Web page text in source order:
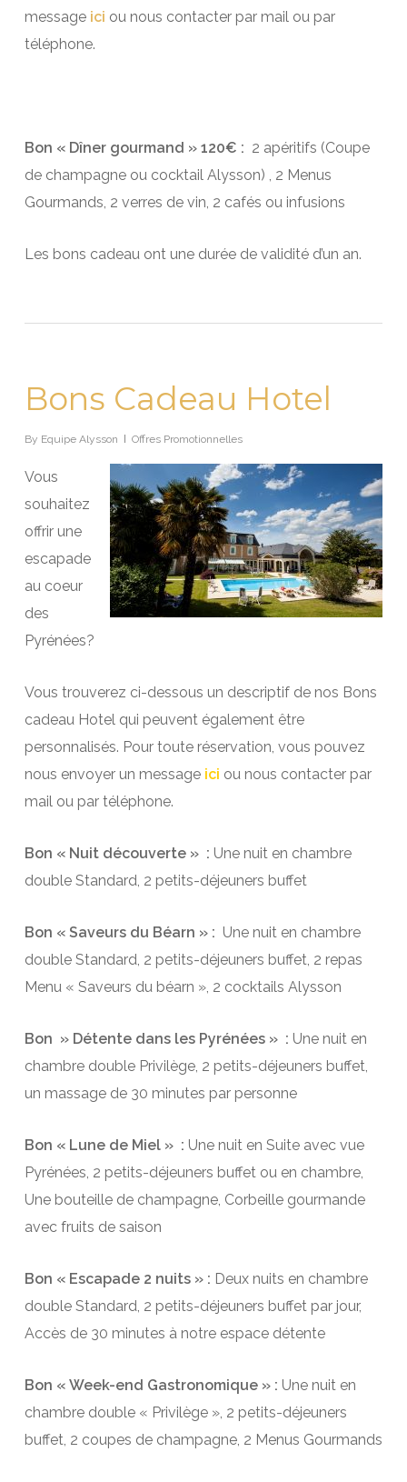
message ici ou nous contacter par mail ou par
téléphone.
Bon « Dîner gourmand » 120€ : 2 apéritifs (Coupe
de champagne ou cocktail Alysson) , 2 Menus
Gourmands, 2 verres de vin, 2 cafés ou infusions
Les bons cadeau ont une durée de validité d’un an.
Bons Cadeau Hotel
By Equipe Alysson Offres Promotionnelles
Vous
souhaitez
offrir une
escapade
au coeur
des
Pyrénées?
Vous trouverez ci-dessous un descriptif de nos Bons
cadeau Hotel qui peuvent également être
personnalisés. Pour toute réservation, vous pouvez
nous envoyer un message ici ou nous contacter par
mail ou par téléphone.
Bon « Nuit découverte » : Une nuit en chambre
double Standard, 2 petits-déjeuners buffet
Bon « Saveurs du Béarn » : Une nuit en chambre
double Standard, 2 petits-déjeuners buffet, 2 repas
Menu « Saveurs du béarn », 2 cocktails Alysson
Bon » Détente dans les Pyrénées » : Une nuit en
chambre double Privilège, 2 petits-déjeuners buffet,
un massage de 30 minutes par personne
Bon « Lune de Miel » : Une nuit en Suite avec vue
Pyrénées, 2 petits-déjeuners buffet ou en chambre,
Une bouteille de champagne, Corbeille gourmande
avec fruits de saison
Bon « Escapade 2 nuits » : Deux nuits en chambre
double Standard, 2 petits-déjeuners buffet par jour,
Accès de 30 minutes à notre espace détente
Bon « Week-end Gastronomique » : Une nuit en
chambre double « Privilège », 2 petits-déjeuners
buffet, 2 coupes de champagne, 2 Menus Gourmands